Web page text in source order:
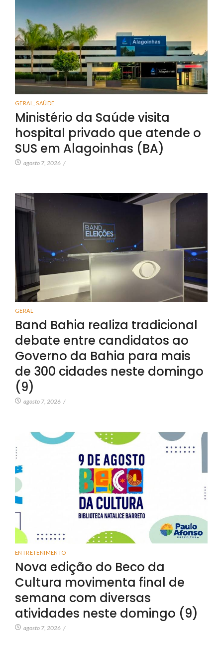
GERAL SAÚDE
Ministério da Saúde visita
hospital privado que atende o
SUS em Alagoinhas (BA)
agosto 7, 2026 /
GERAL
Band Bahia realiza tradicional
debate entre candidatos ao
Governo da Bahia para mais
de 300 cidades neste domingo
(9)
agosto 7, 2026 /
ENTRETENIMENTO
Nova edição do Beco da
Cultura movimenta final de
semana com diversas
atividades neste domingo (9)
agosto 7, 2026 /